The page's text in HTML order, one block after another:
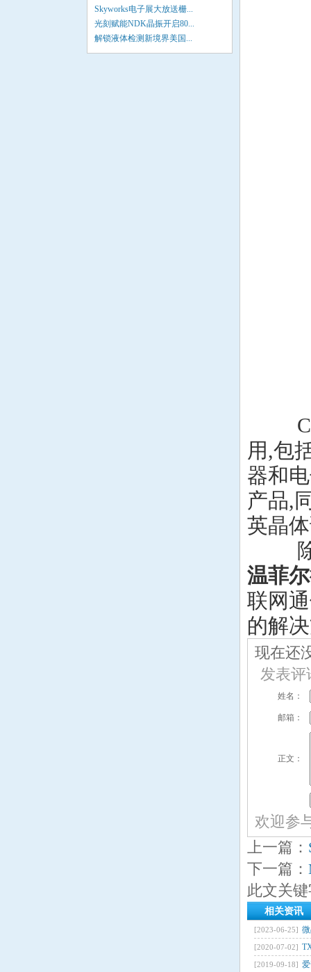
Skyworks电子展大放送栅...
光刻赋能NDK晶振开启80...
解锁液体检测新境界美国...
用,包
器和
产品,
英晶
除了
温菲
联网
的解
现在还
发表评
姓名：
邮箱：
正文：
欢迎参
上一篇：
下一篇：
此文关
相关资讯
[2023-06-25]
[2020-07-02]
[2019-09-18]